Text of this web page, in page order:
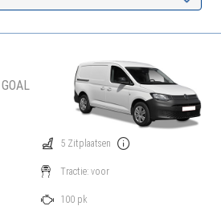
5 Zitplaatsen
Tractie: voor
100 pk